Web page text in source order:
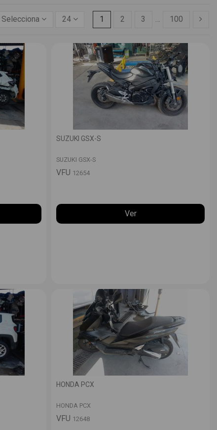
Selecciona 24 1 2 3 … 100
SUZUKI GSX-S
SUZUKI GSX-S
VFU 12654
Ver
HONDA PCX
HONDA PCX
VFU 12648